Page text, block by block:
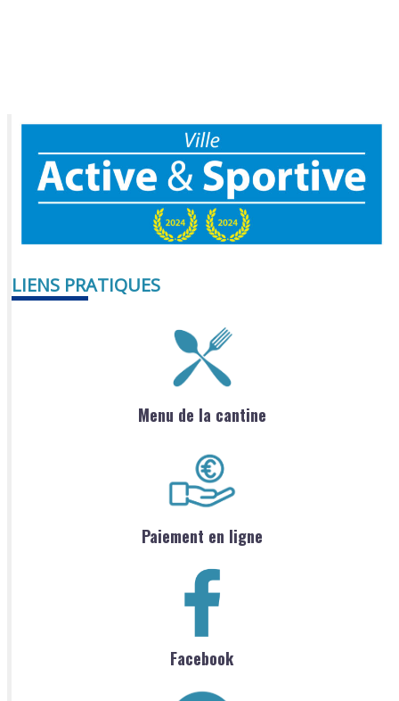
LIENS PRATIQUES
Menu de la cantine
Paiement en ligne
Facebook